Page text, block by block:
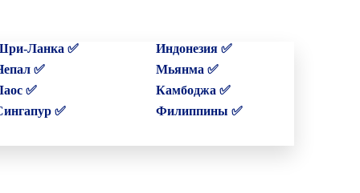
Ланка ✅
Индонезия ✅
✅
Мьянма ✅
✅
Камбоджа ✅
✅
Филиппины ✅